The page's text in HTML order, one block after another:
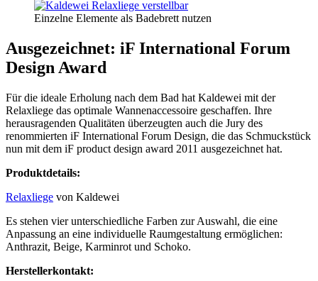
Einzelne Elemente als Badebrett nutzen
Ausgezeichnet: iF International Forum
Design Award
Für die ideale Erholung nach dem Bad hat Kaldewei mit der
Relaxliege das optimale Wannenaccessoire geschaffen. Ihre
herausragenden Qualitäten überzeugten auch die Jury des
renommierten iF International Forum Design, die das Schmuckstück
nun mit dem iF product design award 2011 ausgezeichnet hat.
Produktdetails:
Relaxliege von Kaldewei
Es stehen vier unterschiedliche Farben zur Auswahl, die eine
Anpassung an eine individuelle Raumgestaltung ermöglichen:
Anthrazit, Beige, Karminrot und Schoko.
Herstellerkontakt: